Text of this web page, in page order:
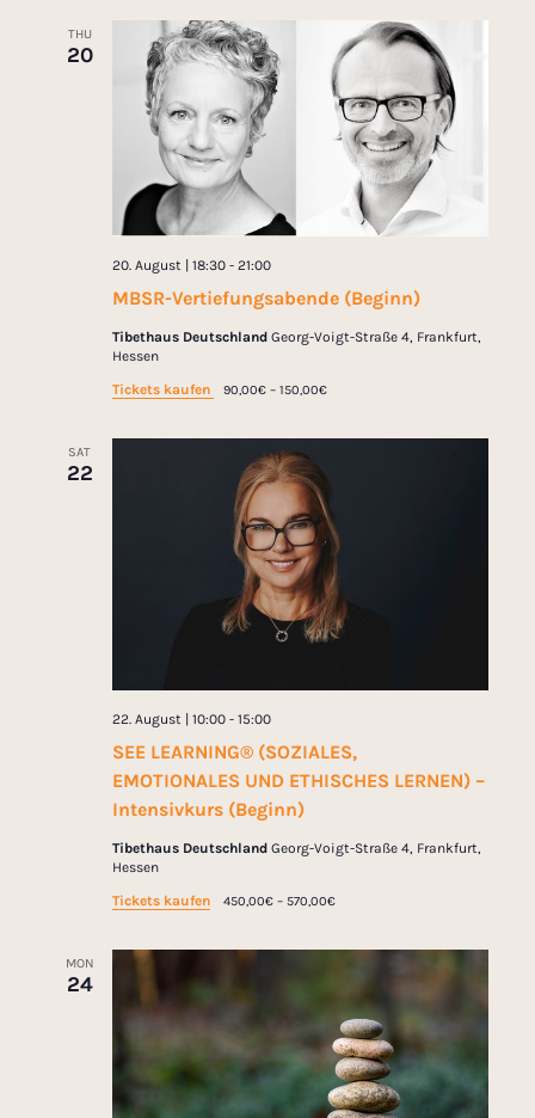
THU
20
MBSR-Vertiefungsabende (Beginn)
20. August | 18:30- 21:00
Tibethaus Deutschland Georg-Voigt-Straße 4, Frankfurt,
Hessen
Tickets kaufen
90,00€ – 150,00€
SAT
22
SEE LEARNING® (SOZIALES,
EMOTIONALES UND ETHISCHES LERNEN) –
Intensivkurs (Beginn)
22. August | 10:00- 15:00
Tibethaus Deutschland Georg-Voigt-Straße 4, Frankfurt,
Hessen
Tickets kaufen
450,00€ – 570,00€
MON
24